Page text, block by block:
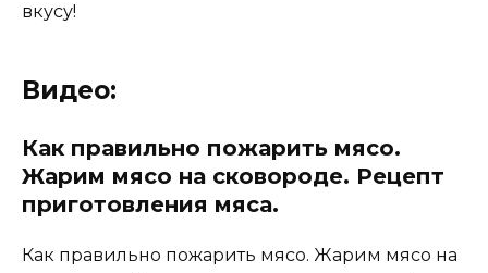
вкусу!
Видео:
Как правильно пожарить мясо.
Жарим мясо на сковороде. Рецепт
приготовления мяса.
Как правильно пожарить мясо. Жарим мясо на